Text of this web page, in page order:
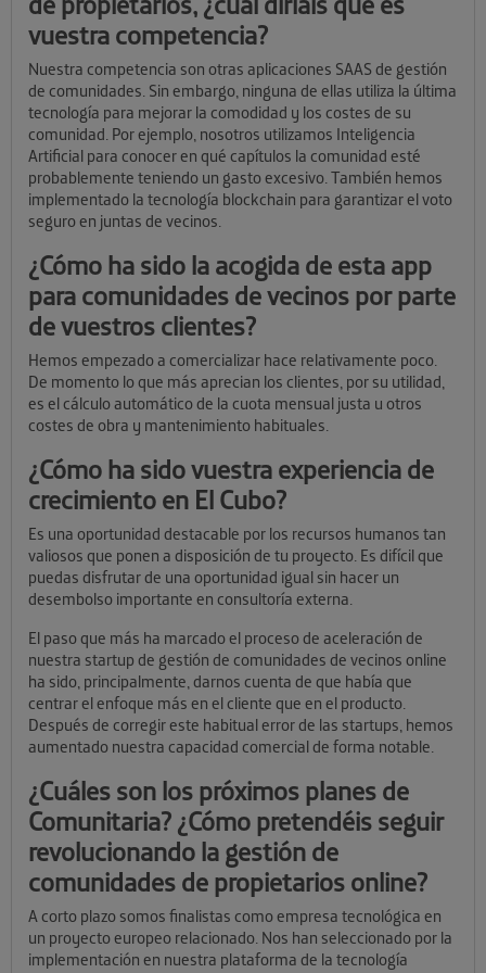
vuestra competencia?
Nuestra competencia son otras aplicaciones SAAS de gestión
de comunidades. Sin embargo, ninguna de ellas utiliza la última
tecnología para mejorar la comodidad y los costes de su
comunidad. Por ejemplo, nosotros utilizamos Inteligencia
Artificial para conocer en qué capítulos la comunidad esté
probablemente teniendo un gasto excesivo. También hemos
implementado la tecnología blockchain para garantizar el voto
seguro en juntas de vecinos.
¿Cómo ha sido la acogida de esta app
para comunidades de vecinos por parte
de vuestros clientes?
Hemos empezado a comercializar hace relativamente poco.
De momento lo que más aprecian los clientes, por su utilidad,
es el cálculo automático de la cuota mensual justa u otros
costes de obra y mantenimiento habituales.
¿Cómo ha sido vuestra experiencia de
crecimiento en El Cubo?
Es una oportunidad destacable por los recursos humanos tan
valiosos que ponen a disposición de tu proyecto. Es difícil que
puedas disfrutar de una oportunidad igual sin hacer un
desembolso importante en consultoría externa.
El paso que más ha marcado el proceso de aceleración de
nuestra startup de gestión de comunidades de vecinos online
ha sido, principalmente, darnos cuenta de que había que
centrar el enfoque más en el cliente que en el producto.
Después de corregir este habitual error de las startups, hemos
aumentado nuestra capacidad comercial de forma notable.
¿Cuáles son los próximos planes de
Comunitaria? ¿Cómo pretendéis seguir
revolucionando la gestión de
comunidades de propietarios online?
A corto plazo somos finalistas como empresa tecnológica en
un proyecto europeo relacionado. Nos han seleccionado por la
implementación en nuestra plataforma de la tecnología